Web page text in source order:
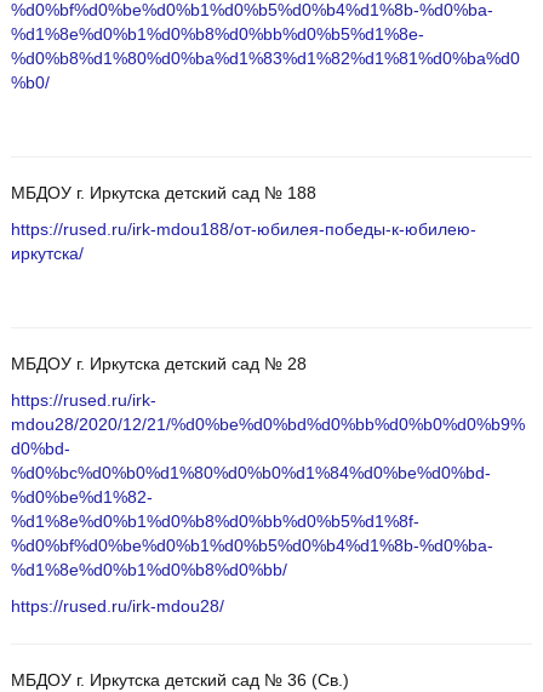
%d0%bf%d0%be%d0%b1%d0%b5%d0%b4%d1%8b-%d0%ba-
%d1%8e%d0%b1%d0%b8%d0%bb%d0%b5%d1%8e-
%d0%b8%d1%80%d0%ba%d1%83%d1%82%d1%81%d0%ba%d0
%b0/
МБДОУ г. Иркутска детский сад № 188
https://rused.ru/irk-mdou188/от-юбилея-победы-к-юбилею-
иркутска/
МБДОУ г. Иркутска детский сад № 28
https://rused.ru/irk-
mdou28/2020/12/21/%d0%be%d0%bd%d0%bb%d0%b0%d0%b9%
d0%bd-
%d0%bc%d0%b0%d1%80%d0%b0%d1%84%d0%be%d0%bd-
%d0%be%d1%82-
%d1%8e%d0%b1%d0%b8%d0%bb%d0%b5%d1%8f-
%d0%bf%d0%be%d0%b1%d0%b5%d0%b4%d1%8b-%d0%ba-
%d1%8e%d0%b1%d0%b8%d0%bb/
https://rused.ru/irk-mdou28/
МБДОУ г. Иркутска детский сад № 36 (Св.)